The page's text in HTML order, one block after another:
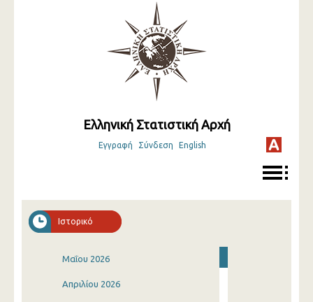
Ελληνική Στατιστική Αρχή
Εγγραφή Σύνδεση English
Ιστορικό
Μαΐου 2026
Απριλίου 2026